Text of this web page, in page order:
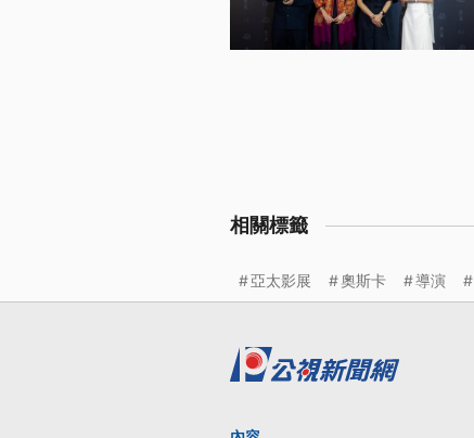
相關標籤
亞太影展 奧斯卡 導演